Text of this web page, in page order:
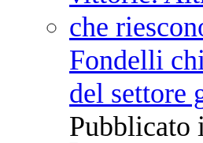
Fondelli
del settore
Pubblicato